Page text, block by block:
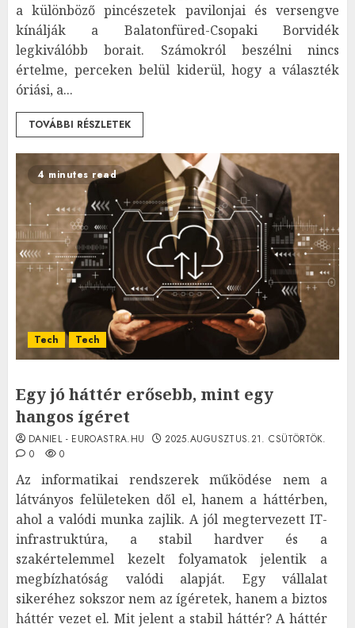
a különböző pincészetek pavilonjai és versengve
kínálják a Balatonfüred-Csopaki Borvidék
legkiválóbb borait. Számokról beszélni nincs
értelme, perceken belül kiderül, hogy a választék
óriási, a...
TOVÁBBI RÉSZLETEK
4 minutes read
Tech Tech
Egy jó háttér erősebb, mint egy
hangos ígéret
DANIEL - EUROASTRA.HU
2025.AUGUSZTUS.21. CSÜTÖRTÖK.
0
0
Az informatikai rendszerek működése nem a
látványos felületeken dől el, hanem a háttérben,
ahol a valódi munka zajlik. A jól megtervezett IT-
infrastruktúra, a stabil hardver és a
szakértelemmel kezelt folyamatok jelentik a
megbízhatóság valódi alapját. Egy vállalat
sikeréhez sokszor nem az ígéretek, hanem a biztos
háttér vezet el. Mit jelent a stabil háttér? A háttér